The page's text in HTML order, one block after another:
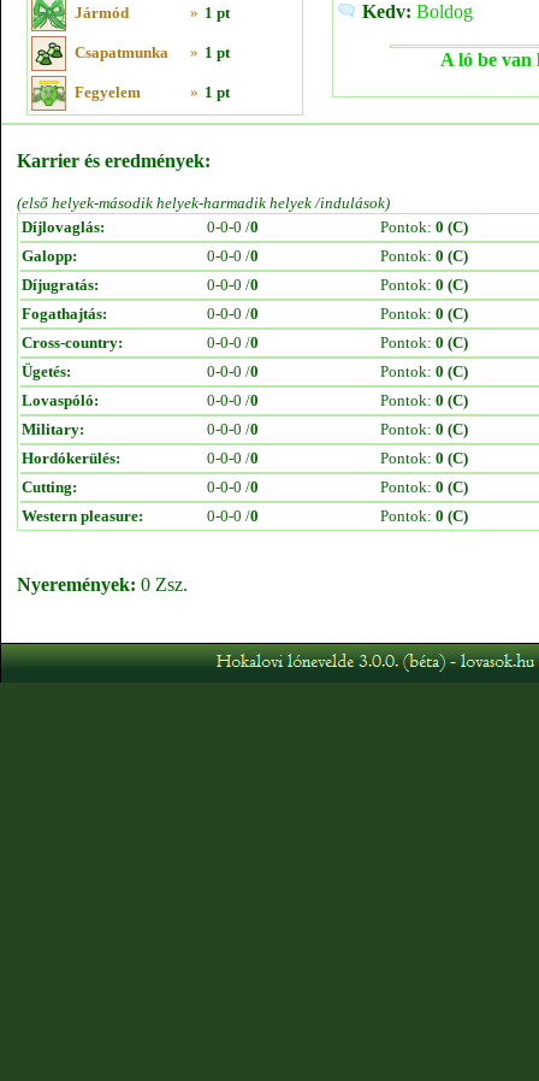
Jármód » 1 pt
Csapatmunka » 1 pt
Fegyelem » 1 pt
Kedv: Boldog
A ló be van
Karrier és eredmények:
(első helyek-második helyek-harmadik helyek /indulások)
Díjlovaglás:
0-0-0 /0 Pontok: 0 (C)
Galopp:
0-0-0 /0 Pontok: 0 (C)
Díjugratás:
0-0-0 /0 Pontok: 0 (C)
Fogathajtás:
0-0-0 /0 Pontok: 0 (C)
Cross-country:
0-0-0 /0 Pontok: 0 (C)
Ügetés:
0-0-0 /0 Pontok: 0 (C)
Lovaspóló:
0-0-0 /0 Pontok: 0 (C)
Military:
0-0-0 /0 Pontok: 0 (C)
Hordókerülés:
0-0-0 /0 Pontok: 0 (C)
Cutting:
0-0-0 /0 Pontok: 0 (C)
Western pleasure:
0-0-0 /0 Pontok: 0 (C)
Nyeremények: 0 Zsz.